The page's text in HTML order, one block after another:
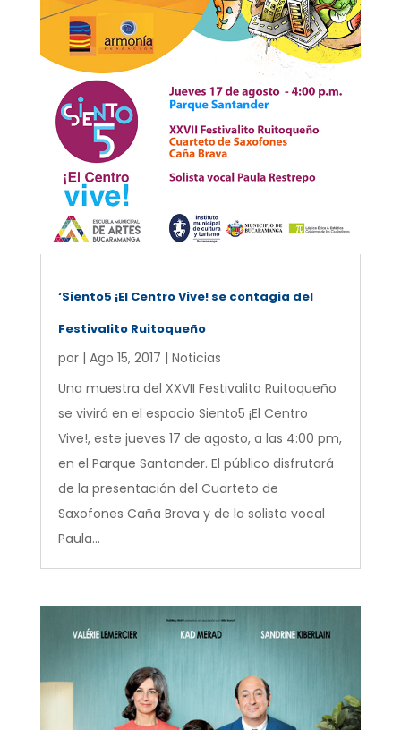
‘Siento5 ¡El Centro Vive! se contagia del
Festivalito Ruitoqueño
por | Ago 15, 2017 | Noticias
Una muestra del XXVII Festivalito Ruitoqueño
se vivirá en el espacio Siento5 ¡El Centro
Vive!, este jueves 17 de agosto, a las 4:00 pm,
en el Parque Santander. El público disfrutará
de la presentación del Cuarteto de
Saxofones Caña Brava y de la solista vocal
Paula...